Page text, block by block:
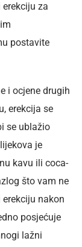
za
postavite
i ocjene drugih
erekcija se
se ublažio
je
kavu ili coca-
što vam ne
nakon
posjećuje
lažni